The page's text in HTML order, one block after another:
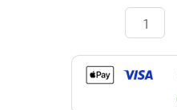
Lotus
Beto
mängd